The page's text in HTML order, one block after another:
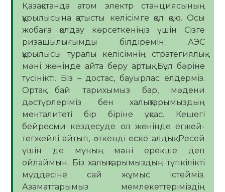
Қазақстанда атом электр станциясының
құрылысына қатысты келісімге қол қою. Осы
жобаға қолдау көрсеткеніңіз үшін Сізге
ризашылығымды білдіремін. АЭС
құрылысы туралы келісімнің стратегиялық
мәні жөнінде айта беру артық. Бұл бәріне
түсінікті. Біз – достас, бауырлас елдерміз.
Ортақ бай тарихымыз бар, мәдени
дәстүрлеріміз бен халықтарымыздың
менталитеті бір біріне ұқсас. Кешегі
бейресми кездесуде ол жөнінде егжей-
тегжейлі айтып, өткенді еске алдық. Ресей
үшін де мұның мәні ерекше деп
ойлаймын. Біз халықтарымыздың түпкілікті
мүддесіне сай жұмыс істейміз.
Азаматтарымыз мемлекеттеріміздің